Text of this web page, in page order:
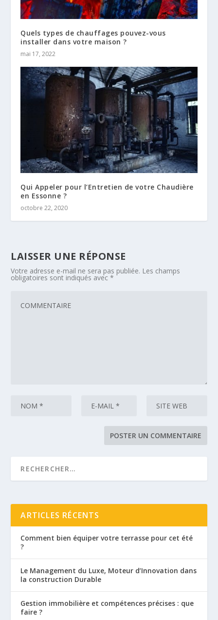
Quels types de chauffages pouvez-vous
installer dans votre maison ?
mai 17, 2022
Qui Appeler pour l’Entretien de votre Chaudière
en Essonne ?
octobre 22, 2020
LAISSER UNE RÉPONSE
Votre adresse e-mail ne sera pas publiée. Les champs
obligatoires sont indiqués avec*
ARTICLES RÉCENTS
Comment bien équiper votre terrasse pour cet été
?
Le Management du Luxe, Moteur d’Innovation dans
la construction Durable
Gestion immobilière et compétences précises : que
faire ?